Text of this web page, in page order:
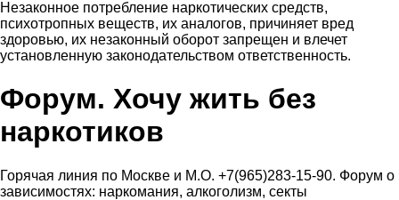
Незаконное потребление наркотических средств,
психотропных веществ, их аналогов, причиняет вред
здоровью, их незаконный оборот запрещен и влечет
установленную законодательством ответственность.
Регистрация
Форум. Хочу жить без
наркотиков
Горячая линия по Москве и М.О. +7(965)283-15-90. Форум о
зависимостях: наркомания, алкоголизм, секты